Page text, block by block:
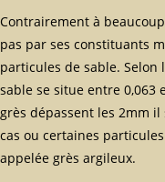
Contrairement à
pas par ses constituants
particules de sable.
sable se situe entre 0,063
grès dépassent les 2mm il
cas ou certaines
appelée grès argileux.